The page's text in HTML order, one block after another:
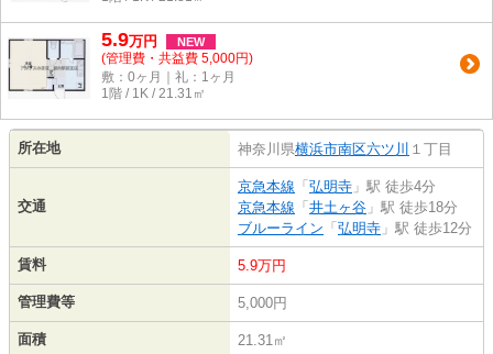
5.9万円 NEW
(管理費・共益費 5,000円)
敷：0ヶ月｜礼：1ヶ月
1階 / 1K / 21.31㎡
所在地 神奈川県横浜市南区六ツ川 １丁目
交通
京急本線 「 弘明寺 」駅 徒歩4分
京急本線 「 井土ヶ谷 」駅 徒歩18分
ブルーライン 「 弘明寺 」駅 徒歩12分
賃料 5.9万円
管理費等 5,000円
面積 21.31㎡